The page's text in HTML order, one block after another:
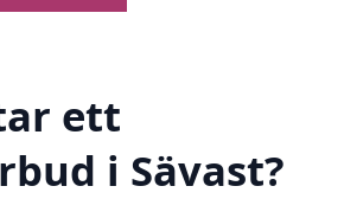
ett
i Sävast?